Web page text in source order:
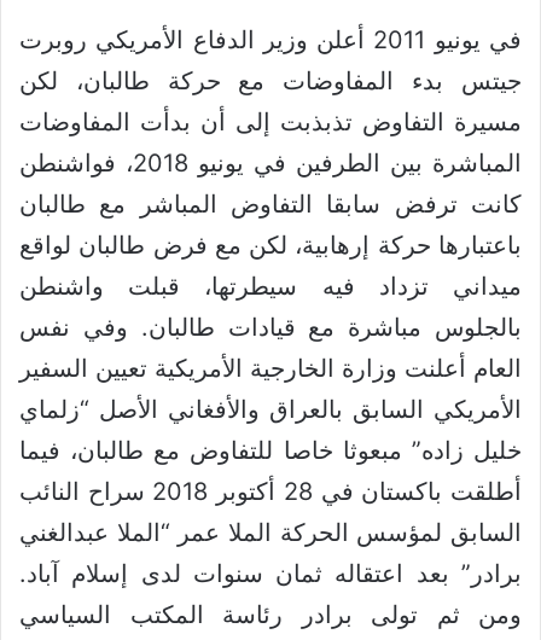
في يونيو 2011 أعلن وزير الدفاع الأمريكي روبرت
جيتس بدء المفاوضات مع حركة طالبان، لكن
مسيرة التفاوض تذبذبت إلى أن بدأت المفاوضات
المباشرة بين الطرفين في يونيو 2018، فواشنطن
كانت ترفض سابقا التفاوض المباشر مع طالبان
باعتبارها حركة إرهابية، لكن مع فرض طالبان لواقع
ميداني تزداد فيه سيطرتها، قبلت واشنطن
بالجلوس مباشرة مع قيادات طالبان. وفي نفس
العام أعلنت وزارة الخارجية الأمريكية تعيين السفير
الأمريكي السابق بالعراق والأفغاني الأصل “زلماي
خليل زاده” مبعوثا خاصا للتفاوض مع طالبان، فيما
أطلقت باكستان في 28 أكتوبر 2018 سراح النائب
السابق لمؤسس الحركة الملا عمر “الملا عبدالغني
برادر” بعد اعتقاله ثمان سنوات لدى إسلام آباد.
ومن ثم تولى برادر رئاسة المكتب السياسي